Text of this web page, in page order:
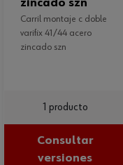
carril montaje c doble
varifix 41/44 acero
zincado szn
1 producto
Consultar
versiones